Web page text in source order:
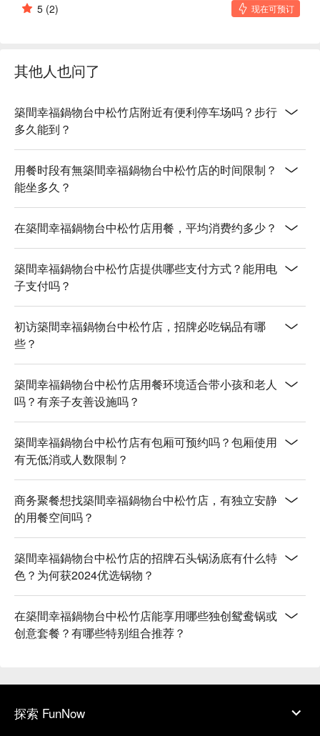
5 (2) 现在可预订
其他人也问了
築間幸福鍋物台中松竹店附近有便利停车场吗？步行
多久能到？
用餐时段有無築間幸福鍋物台中松竹店的时间限制？
能坐多久？
在築間幸福鍋物台中松竹店用餐，平均消费约多少？
築間幸福鍋物台中松竹店提供哪些支付方式？能用电
子支付吗？
初访築間幸福鍋物台中松竹店，招牌必吃锅品有哪
些？
築間幸福鍋物台中松竹店用餐环境适合带小孩和老人
吗？有亲子友善设施吗？
築間幸福鍋物台中松竹店有包厢可预约吗？包厢使用
有无低消或人数限制？
商务聚餐想找築間幸福鍋物台中松竹店，有独立安静
的用餐空间吗？
築間幸福鍋物台中松竹店的招牌石头锅汤底有什么特
色？为何获2024优选锅物？
在築間幸福鍋物台中松竹店能享用哪些独创鸳鸯锅或
创意套餐？有哪些特别组合推荐？
探索 FunNow